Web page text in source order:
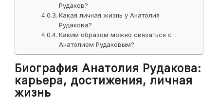
Рудаков?
Какая личная жизнь у Анатолия
Рудакова?
Каким образом можно связаться с
Анатолием Рудаковым?
Биография Анатолия Рудакова:
карьера, достижения, личная
жизнь